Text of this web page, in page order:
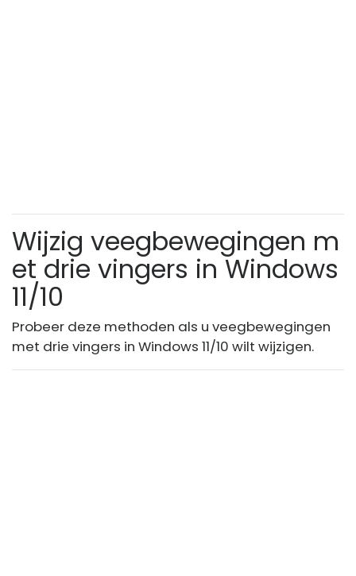
Wijzig veegbewegingen m
et drie vingers in Windows
11/10
Probeer deze methoden als u veegbewegingen
met drie vingers in Windows 11/10 wilt wijzigen.